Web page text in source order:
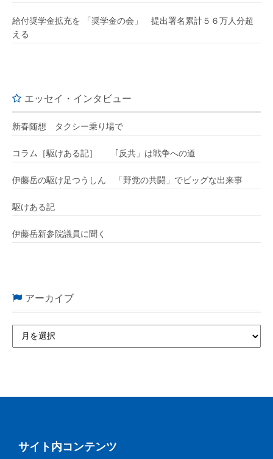
給付奨学金拡充を 「奨学金の会」 提出署名累計５６万人分超
える
エッセイ・インタビュー
新春随想 タクシー乗り場で
コラム［駆けある記］ ｢反共」は戦争への道
伊藤岳の駆け足つうしん 「野党の共闘」でビッグな出来事
駆けある記
伊藤岳新参院議員に聞く
アーカイブ
サイト内コンテンツ